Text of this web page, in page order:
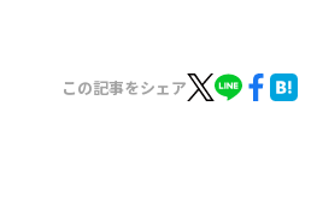
この記事をシェア